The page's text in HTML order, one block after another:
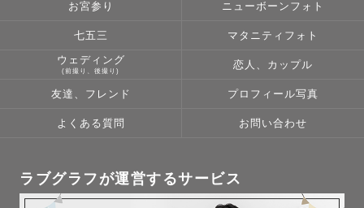
お宮参り ニューボーンフォト
七五三 マタニティフォト
ウェディング
(前撮り、後撮り)
恋人、カップル
友達、フレンド プロフィール写真
よくある質問 お問い合わせ
ラブグラフが運営するサービス